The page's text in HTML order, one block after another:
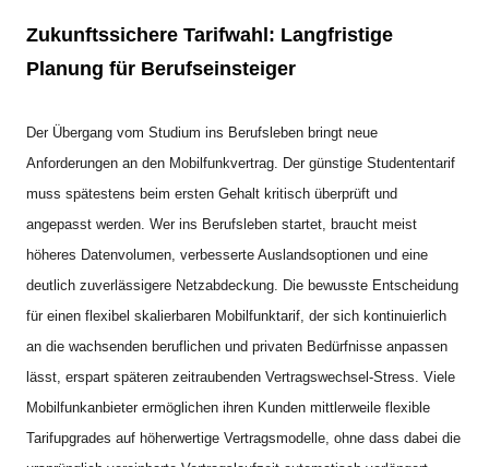
Zukunftssichere Tarifwahl: Langfristige
Planung für Berufseinsteiger
Der Übergang vom Studium ins Berufsleben bringt neue
Anforderungen an den Mobilfunkvertrag. Der günstige Studententarif
muss spätestens beim ersten Gehalt kritisch überprüft und
angepasst werden. Wer ins Berufsleben startet, braucht meist
höheres Datenvolumen, verbesserte Auslandsoptionen und eine
deutlich zuverlässigere Netzabdeckung. Die bewusste Entscheidung
für einen flexibel skalierbaren Mobilfunktarif, der sich kontinuierlich
an die wachsenden beruflichen und privaten Bedürfnisse anpassen
lässt, erspart späteren zeitraubenden Vertragswechsel-Stress. Viele
Mobilfunkanbieter ermöglichen ihren Kunden mittlerweile flexible
Tarifupgrades auf höherwertige Vertragsmodelle, ohne dass dabei die